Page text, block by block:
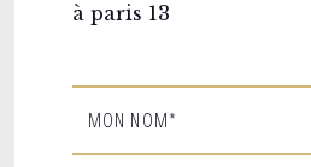
à paris 13
MON NOM*